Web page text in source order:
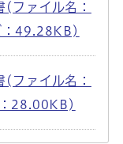
ファイル名：
49.28KB)
ファイル名：
28.00KB)